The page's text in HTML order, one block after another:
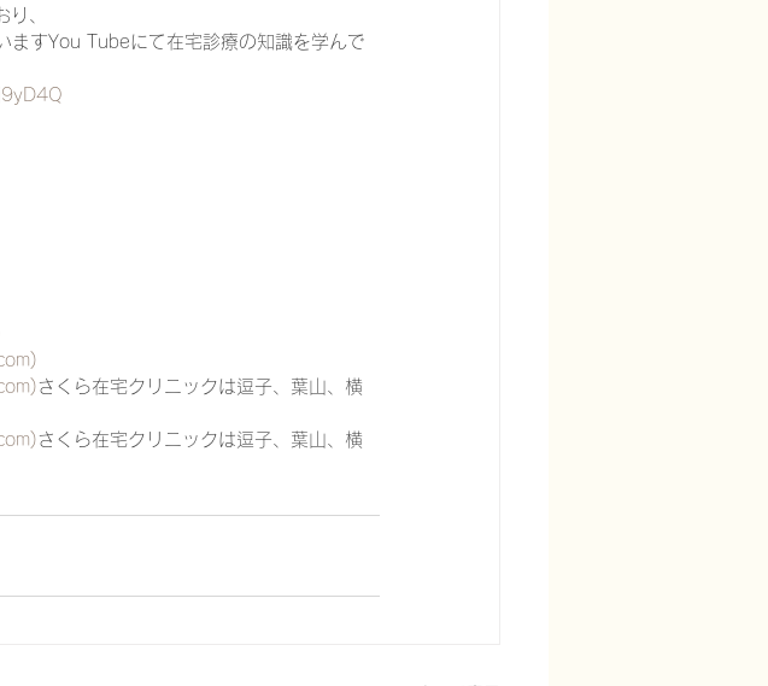
、
ますYou Tubeにて在宅診療の知識を学んで
)
)さくら在宅クリニックは逗子、葉山、横
)さくら在宅クリニックは逗子、葉山、横